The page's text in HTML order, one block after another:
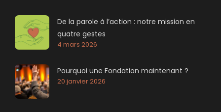
De la parole à l’action : notre mission en
quatre gestes
4 mars 2026
Pourquoi une Fondation maintenant ?
20 janvier 2026